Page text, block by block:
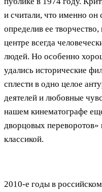
и считали, что именно он
определив ее
центре всегда
людей. Но особенно
удались исторические
сплести в одно целое
деятелей и любовные
нашем кинематографе
дворцовых
классикой.
2010-е годы в